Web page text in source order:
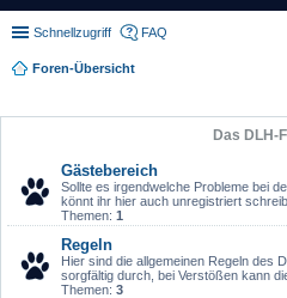
Schnellzugriff FAQ
Foren-Übersicht
Das DLH-
Gästebereich
Sollte es irgendwelche Probleme bei
könnt ihr hier auch unregistriert
Themen: 1
Regeln
Hier sind die allgemeinen Regeln des
sorgfältig durch, bei Verstößen kann
Themen: 3